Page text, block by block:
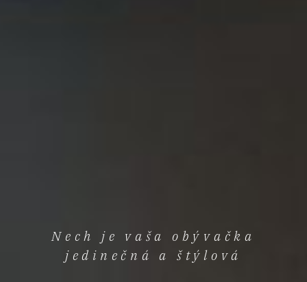
Nech je vaša obývačka
jedinečná a štýlová